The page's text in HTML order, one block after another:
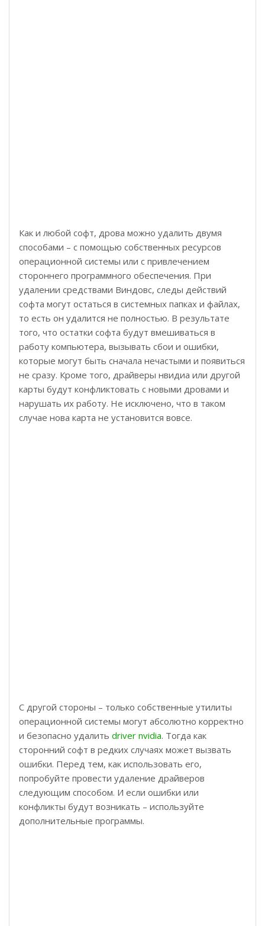
Как и любой софт, дрова можно удалить двумя
способами – с помощью собственных ресурсов
операционной системы или с привлечением
стороннего программного обеспечения. При
удалении средствами Виндовс, следы действий
софта могут остаться в системных папках и файлах,
то есть он удалится не полностью. В результате
того, что остатки софта будут вмешиваться в
работу компьютера, вызывать сбои и ошибки,
которые могут быть сначала нечастыми и появиться
не сразу. Кроме того, драйверы нвидиа или другой
карты будут конфликтовать с новыми дровами и
нарушать их работу. Не исключено, что в таком
случае нова карта не установится вовсе.
С другой стороны – только собственные утилиты
операционной системы могут абсолютно корректно
и безопасно удалить driver nvidia. Тогда как
сторонний софт в редких случаях может вызвать
ошибки. Перед тем, как использовать его,
попробуйте провести удаление драйверов
следующим способом. И если ошибки или
конфликты будут возникать – используйте
дополнительные программы.